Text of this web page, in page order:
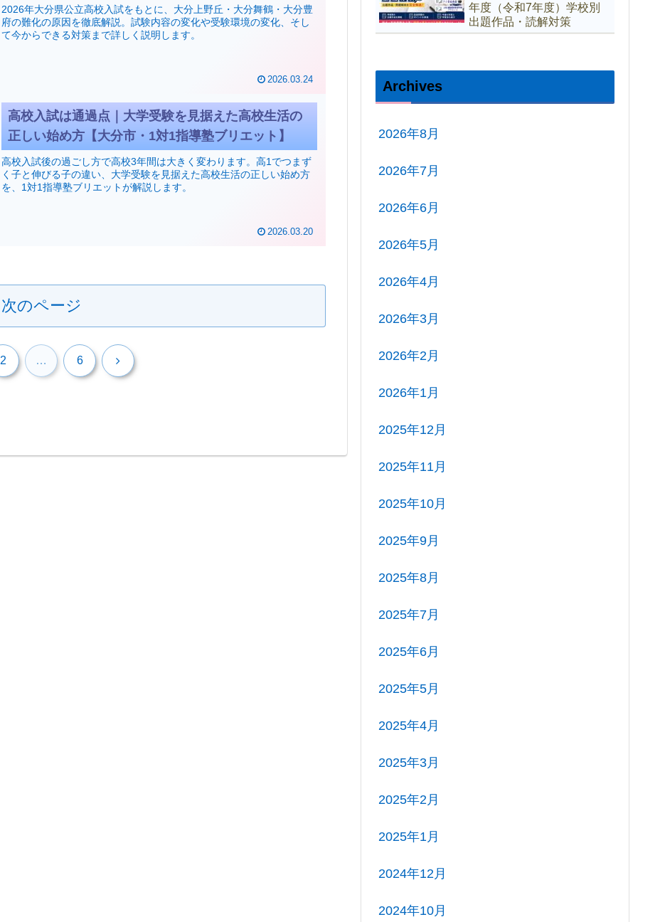
2026年大分県公立高校入試をもとに、大分上野丘・大分舞鶴・大分豊
府の難化の原因を徹底解説。試験内容の変化や受験環境の変化、そし
て今からできる対策まで詳しく説明します。
2026.03.24
高校入試は通過点｜大学受験を見据えた高校生活の
正しい始め方【大分市・1対1指導塾ブリエット】
高校入試後の過ごし方で高校3年間は大きく変わります。高1でつまず
く子と伸びる子の違い、大学受験を見据えた高校生活の正しい始め方
を、1対1指導塾ブリエットが解説します。
2026.03.20
次のページ
2 … 6 次
年度（令和7年度）学校別
出題作品・読解対策
Archives
2026年8月
2026年7月
2026年6月
2026年5月
2026年4月
2026年3月
2026年2月
2026年1月
2025年12月
2025年11月
2025年10月
2025年9月
2025年8月
2025年7月
2025年6月
2025年5月
2025年4月
2025年3月
2025年2月
2025年1月
2024年12月
2024年10月